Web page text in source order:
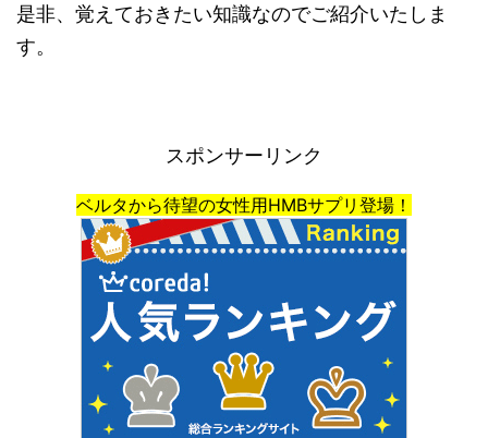
是非、覚えておきたい知識なのでご紹介いたしま
す。
スポンサーリンク
ベルタから待望の女性用HMBサプリ登場！